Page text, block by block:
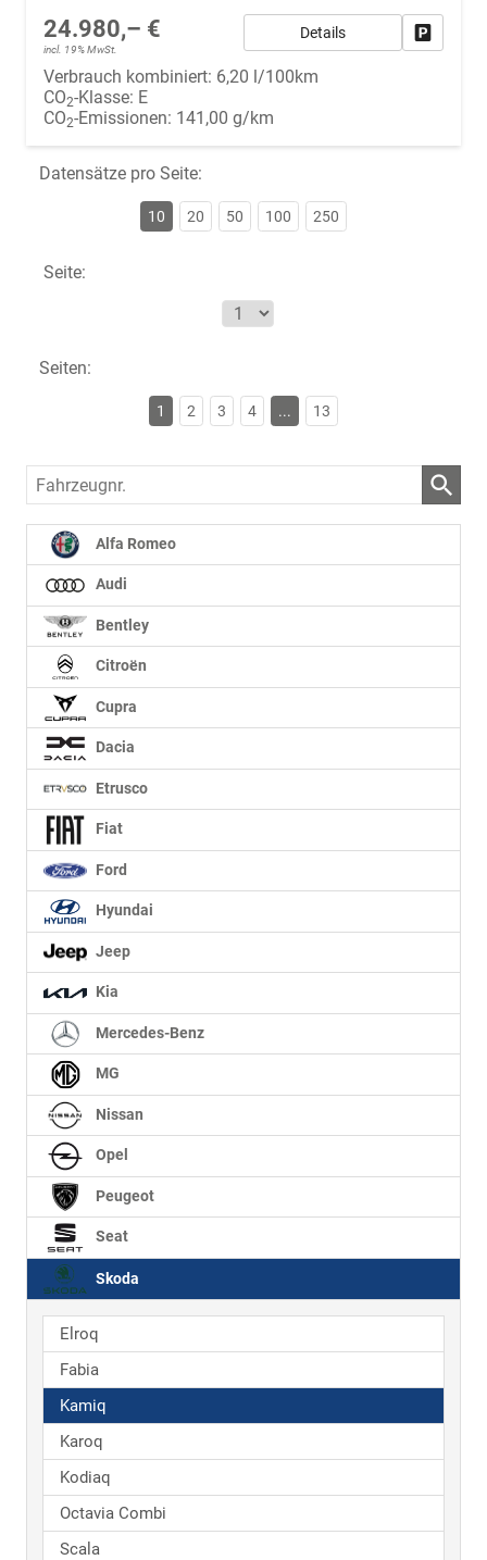
24.980,– €
incl. 19% MwSt.
Details
Verbrauch kombiniert: 6,20 l/100km
CO2-Klasse: E
CO2-Emissionen: 141,00 g/km
Datensätze pro Seite:
10 20 50 100 250
Seite:
Seiten:
1 2 3 4 ... 13
Fahrzeugnr.
Alfa Romeo
Audi
Bentley
Citroën
Cupra
Dacia
Etrusco
Fiat
Ford
Hyundai
Jeep
Kia
Mercedes-Benz
MG
Nissan
Opel
Peugeot
Seat
Skoda
Elroq
Fabia
Kamiq
Karoq
Kodiaq
Octavia Combi
Scala